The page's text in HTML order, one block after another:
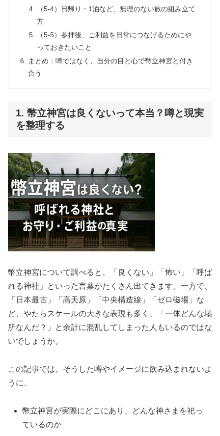
（5-4）日帰り・1泊など、無理のない旅の組み立て
方
（5-5）参拝後、ご利益を日常につなげるためにや
っておきたいこと
まとめ：噂ではなく、自分の目と心で幣立神宮と付き
合う
1. 幣立神宮は良くないって本当？噂と現実
を整理する
幣立神宮について調べると、「良くない」「怖い」「呼ば
れる神社」といった言葉がたくさん出てきます。一方で、
「日本最古」「高天原」「中央構造線」「ゼロ磁場」な
ど、やたらスケールの大きな表現も多く、「一体どんな場
所なんだ？」と余計に混乱してしまった人もいるのではな
いでしょうか。
この記事では、そうした噂やイメージに飲み込まれないよ
うに、
幣立神宮が実際にどこにあり、どんな神さまを祀っ
ているのか